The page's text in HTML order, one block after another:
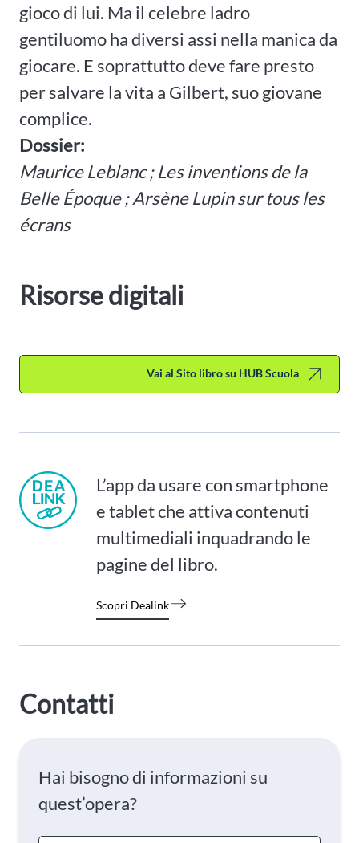
gioco di lui. Ma il celebre ladro
gentiluomo ha diversi assi nella manica da
giocare. E soprattutto deve fare presto
per salvare la vita a Gilbert, suo giovane
complice.
Dossier:
Maurice Leblanc ; Les inventions de la
Belle Époque ; Arsène Lupin sur tous les
écrans
Risorse digitali
Vai al Sito libro su HUB Scuola
L’app da usare con smartphone
e tablet che attiva contenuti
multimediali inquadrando le
pagine del libro.
Scopri Dealink
Contatti
Hai bisogno di informazioni su
quest’opera?